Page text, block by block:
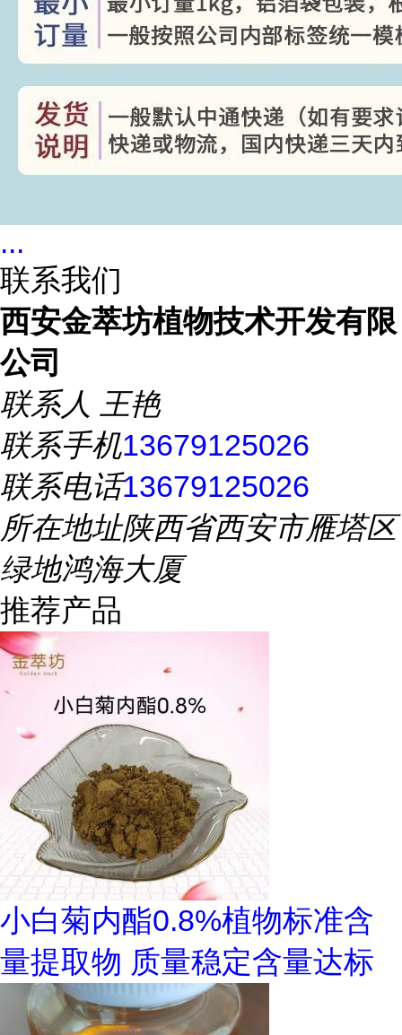
...
联系我们
西安金萃坊植物技术开发有限
公司
联系人 王艳
联系手机13679125026
联系电话13679125026
所在地址陕西省西安市雁塔区
绿地鸿海大厦
推荐产品
小白菊内酯0.8%植物标准含
量提取物 质量稳定含量达标